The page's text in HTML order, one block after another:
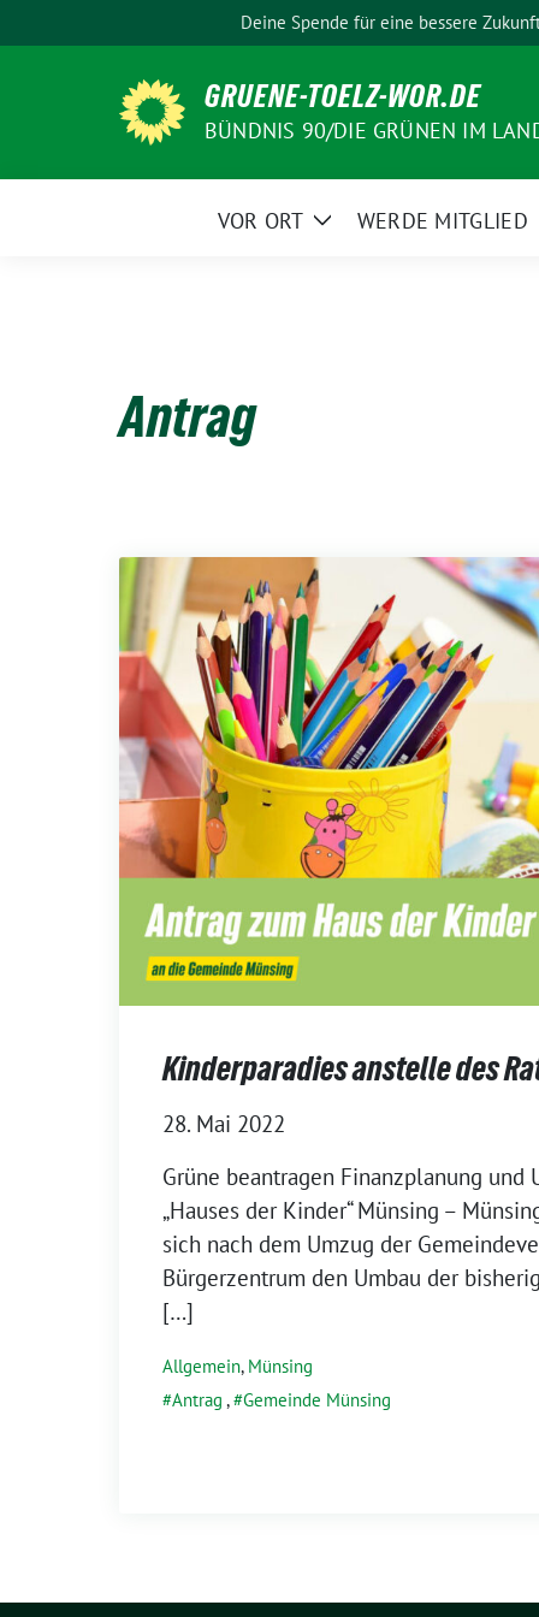
zum
Deine Spende für eine bessere
GRUENE-TOELZ-WOR.DE
BÜNDNIS 90/DIE GRÜNEN IM
VOR ORT
ZeigeWERDE MITGLIED
Antrag
Kinderparadies anstelle des
28. Mai 2022
Grüne beantragen Finanzplanung und
„Hauses der Kinder“ Münsing –
sich nach dem Umzug der
Bürgerzentrum den Umbau der
[…]
Allgemein, Münsing
Antrag , Gemeinde Münsing